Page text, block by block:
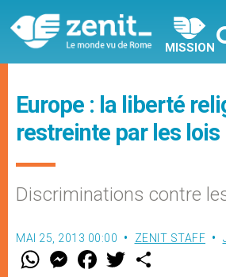
MISSION
Europe : la liberté
restreinte par les lois
Discriminations contre
MAI 25, 2013 00:00 ZENIT STAFF
W M
e
F
a w